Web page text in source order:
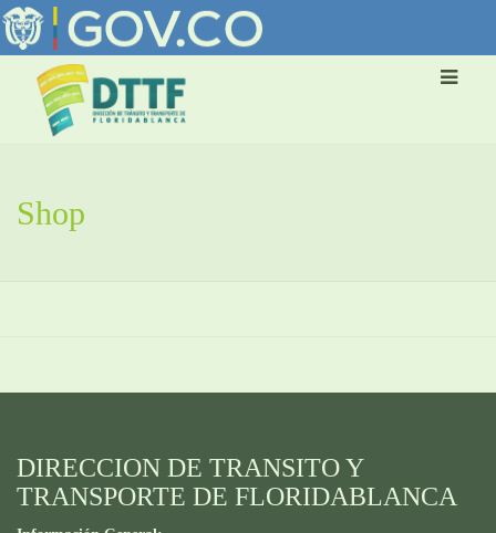
Shop
DIRECCION DE TRANSITO Y
TRANSPORTE DE FLORIDABLANCA